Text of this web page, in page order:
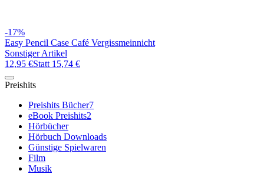
-17%
Easy Pencil Case Café Vergissmeinnicht
Sonstiger Artikel
12,95 €Statt 15,74 €
Preishits
Preishits Bücher7
eBook Preishits2
Hörbücher
Hörbuch Downloads
Günstige Spielwaren
Film
Musik